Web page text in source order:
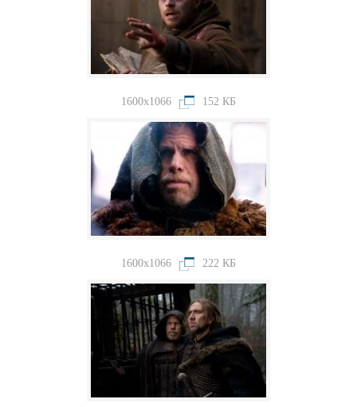
1600x1066 152 КБ
1600x1066 222 КБ